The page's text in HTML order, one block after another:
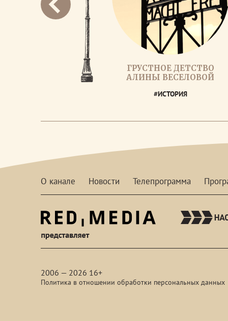
ГРУСТНОЕ ДЕТСТВО
АЛИНЫ ВЕСЕЛОВОЙ
#ИСТОРИЯ
О канале Новости Телепрограмма
2006 — 2026 16+
Политика в отношении обработки персональных данных